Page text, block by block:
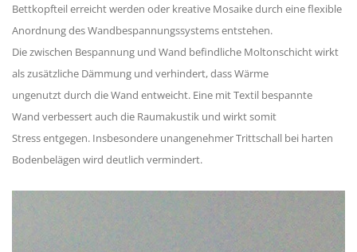
Bettkopfteil erreicht werden oder kreative Mosaike durch eine flexible
Anordnung des Wandbespannungssystems entstehen.
Die zwischen Bespannung und Wand befindliche Moltonschicht wirkt
als zusätzliche Dämmung und verhindert, dass Wärme
ungenutzt durch die Wand entweicht. Eine mit Textil bespannte
Wand verbessert auch die Raumakustik und wirkt somit
Stress entgegen. Insbesondere unangenehmer Trittschall bei harten
Bodenbelägen wird deutlich vermindert.